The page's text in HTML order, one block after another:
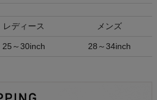
レディース メンズ
25～30inch 28～34inch